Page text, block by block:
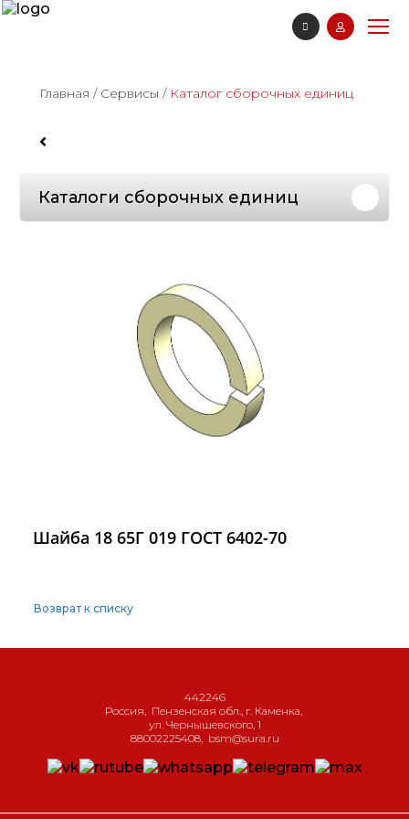
Главная / Сервисы / Каталог сборочных единиц
Каталоги сборочных единиц
Шайба 18 65Г 019 ГОСТ 6402-70
Возврат к списку
442246
Россия
Пензенская обл., г. Каменка
ул. Чернышевского, 1
88002225408, bsm@sura.ru